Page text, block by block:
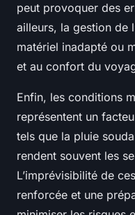
peut provoquer des
ailleurs, la gestion de
matériel inadapté ou
et au confort du
Enfin, les conditions
représentent un
tels que la pluie
rendent souvent les
L’imprévisibilité de
renforcée et une